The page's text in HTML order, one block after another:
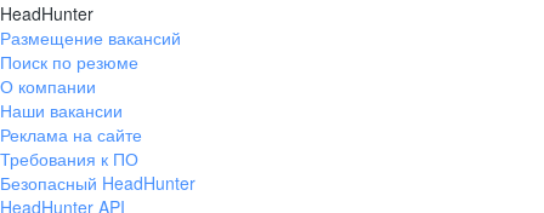
HeadHunter
Размещение вакансий
Поиск по резюме
О компании
Наши вакансии
Реклама на сайте
Требования к ПО
Безопасный HeadHunter
HeadHunter API